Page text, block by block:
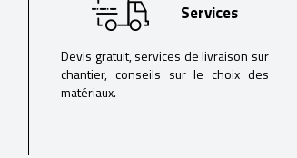
Services
Devis gratuit, services de livraison sur
chantier, conseils sur le choix des
matériaux.